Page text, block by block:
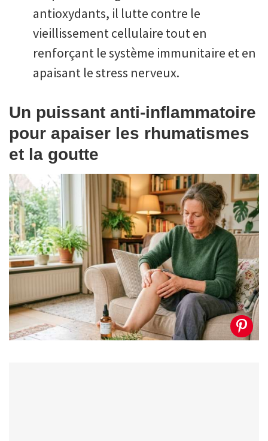
antioxydants, il lutte contre le
vieillissement cellulaire tout en
renforçant le système immunitaire et en
apaisant le stress nerveux.
Un puissant anti-inflammatoire
pour apaiser les rhumatismes
et la goutte